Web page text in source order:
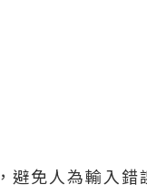
避免人為輸入錯